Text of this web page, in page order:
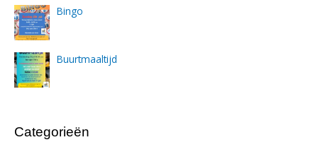
Bingo
Buurtmaaltijd
Categorieën